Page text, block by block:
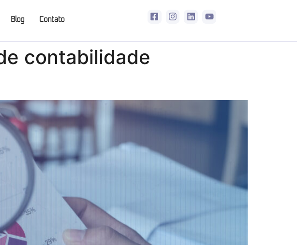
Blog Contato
contabilidade